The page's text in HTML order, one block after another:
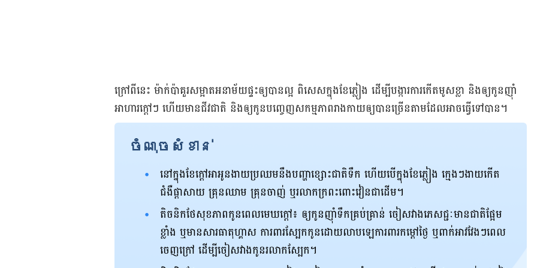
ក្រៅពី​នេះ ម៉ាក់ប៉ាគួរសម្អាតអនាម័យផ្ទះឲ្យបាន​ល្អ ពិសេស​ក្នុង​ខែ​ភ្លៀង ដើម្បី​បង្ការការកើតមូសខ្លា និងឲ្យ​កូនញ៉ាំ
អាហារក្តៅៗ ហើយមានជីវជាតិ និង​ឲ្យ​កូន​បញ្ចេញ​សកម្មភាព​រាងកាយ​ឲ្យ​បាន​ច្រើន​តាម​ដែល​អាច​ធ្វើ​ទៅ​បាន។
ចំណុចសំខាន់
នៅ​ក្នុង​ខែ​ក្ដៅ​អា​អូន​ងាយ​ប្រឈម​នឹង​បញ្ហា​ខ្សោះ​ជាតិ​ទឹក ហើយ​បើ​ក្នុង​ខែ​ភ្លៀង ក្មេង​ៗ​ងាយ​កើត​
ជំងឺ​ផ្ដាសាយ គ្រុន​ឈាម គ្រុនចាញ់ ឬ​រលាក​ក្រពះ​ពោះវៀន​ជាដើម។
តិចនិកថែសុខភាពកូនពេល​មេឃ​ក្ដៅ៖ ឲ្យ​កូន​ញ៉ាំ​ទឹក​គ្រប់​គ្រាន់ ចៀសវាង​ភេសជ្ជៈ​មាន​ជាតិ​ផ្អែម​
ខ្លាំង ឬ​មាន​សារធាតុ​ហ្គាស ការពារ​ស្បែក​កូន​ដោយ​លាប​ឡេ​ការពារ​កម្ដៅ​ថ្ងៃ ឬ​ពាក់​អាវ​វែងៗ​ពេល​
ចេញ​ក្រៅ ដើម្បី​ចៀស​វាង​កូន​រលាក​ស្បែក។